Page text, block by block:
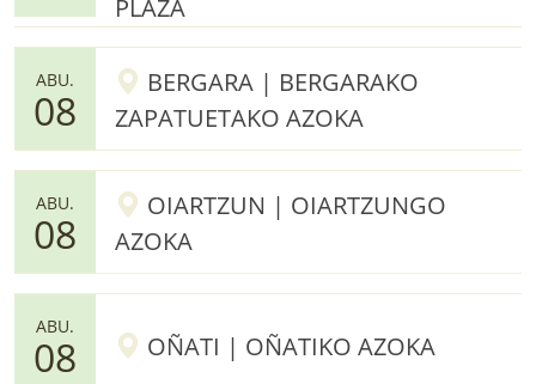
PLAZA
ABU.
08
BERGARA | BERGARAKO
ZAPATUETAKO AZOKA
ABU.
08
OIARTZUN | OIARTZUNGO
AZOKA
ABU.
08 OÑATI | OÑATIKO AZOKA